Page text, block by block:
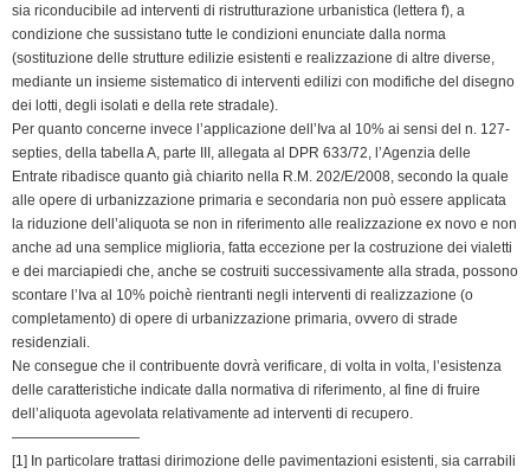
sia riconducibile ad interventi di ristrutturazione urbanistica (lettera f), a
condizione che sussistano tutte le condizioni enunciate dalla norma
(sostituzione delle strutture edilizie esistenti e realizzazione di altre diverse,
mediante un insieme sistematico di interventi edilizi con modifiche del disegno
dei lotti, degli isolati e della rete stradale).
Per quanto concerne invece l’applicazione dell’Iva al 10% ai sensi del n. 127-
septies, della tabella A, parte III, allegata al DPR 633/72, l’Agenzia delle
Entrate ribadisce quanto già chiarito nella R.M. 202/E/2008, secondo la quale
alle opere di urbanizzazione primaria e secondaria non può essere applicata
la riduzione dell’aliquota se non in riferimento alle realizzazione ex novo e non
anche ad una semplice miglioria, fatta eccezione per la costruzione dei vialetti
e dei marciapiedi che, anche se costruiti successivamente alla strada, possono
scontare l’Iva al 10% poichè rientranti negli interventi di realizzazione (o
completamento) di opere di urbanizzazione primaria, ovvero di strade
residenziali.
Ne consegue che il contribuente dovrà verificare, di volta in volta, l’esistenza
delle caratteristiche indicate dalla normativa di riferimento, al fine di fruire
dell’aliquota agevolata relativamente ad interventi di recupero.
—————————
[1] In particolare trattasi dirimozione delle pavimentazioni esistenti, sia carrabili